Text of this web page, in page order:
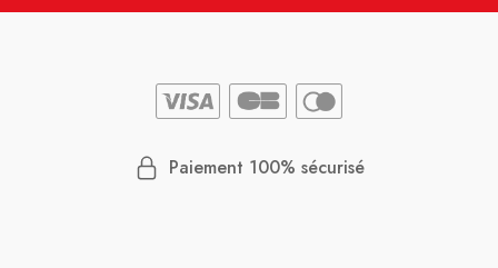
Paiement 100% sécurisé